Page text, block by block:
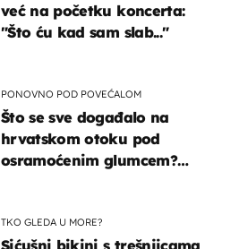
već na početku koncerta:
"Što ću kad sam slab..."
PONOVNO POD POVEĆALOM
Što se sve događalo na
hrvatskom otoku pod
osramoćenim glumcem?
TKO GLEDA U MORE?
Sićušni bikini s trešnjicama